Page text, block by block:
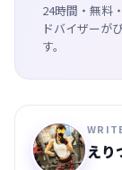
24時間・無料
ドバイザーが
す。
えり